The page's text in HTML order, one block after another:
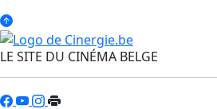
LE SITE DU CINÉMA BELGE